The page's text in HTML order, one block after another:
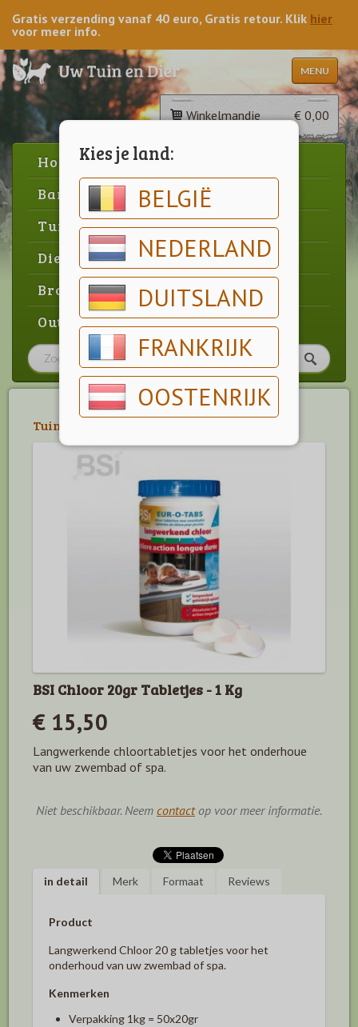
Kies je land:
BELGIË
NEDERLAND
DUITSLAND
FRANKRIJK
OOSTENRIJK
Gratis verzending vanaf 40 euro, Gratis retour. Klik hier
voor meer info.
MENU
Winkelmandje € 0,00
Home
Barbecue
Tuin
Dier
Brood & gebak
Outlet
Tuin
BSI Chloor 20gr Tabletjes - 1 Kg
€ 15,50
Langwerkende chloortabletjes voor het onderhoue
van uw zwembad of spa.
Niet beschikbaar. Neem contactop voor meer informatie.
in detail Merk Formaat Reviews
Product
Langwerkend Chloor 20 g tabletjes voor het
onderhoud van uw zwembad of spa.
Kenmerken
Verpakking 1kg = 50x20gr